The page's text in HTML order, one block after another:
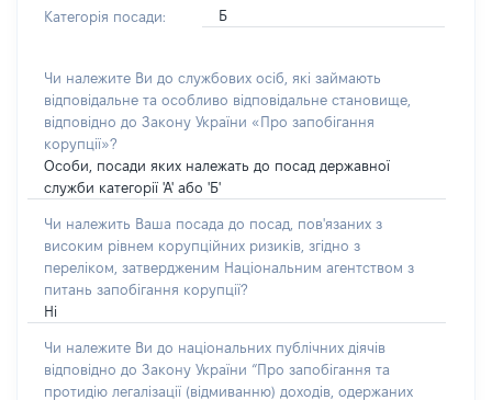
Категорія посади: Б
Чи належите Ви до службових осіб, які займають
відповідальне та особливо відповідальне становище,
відповідно до Закону України «Про запобігання
корупції»?
Особи, посади яких належать до посад державної
служби категорії 'А' або 'Б'
Чи належить Ваша посада до посад, пов'язаних з
високим рівнем корупційних ризиків, згідно з
переліком, затвердженим Національним агентством з
питань запобігання корупції?
Ні
Чи належите Ви до національних публічних діячів
відповідно до Закону України “Про запобігання та
протидію легалізації (відмиванню) доходів, одержаних